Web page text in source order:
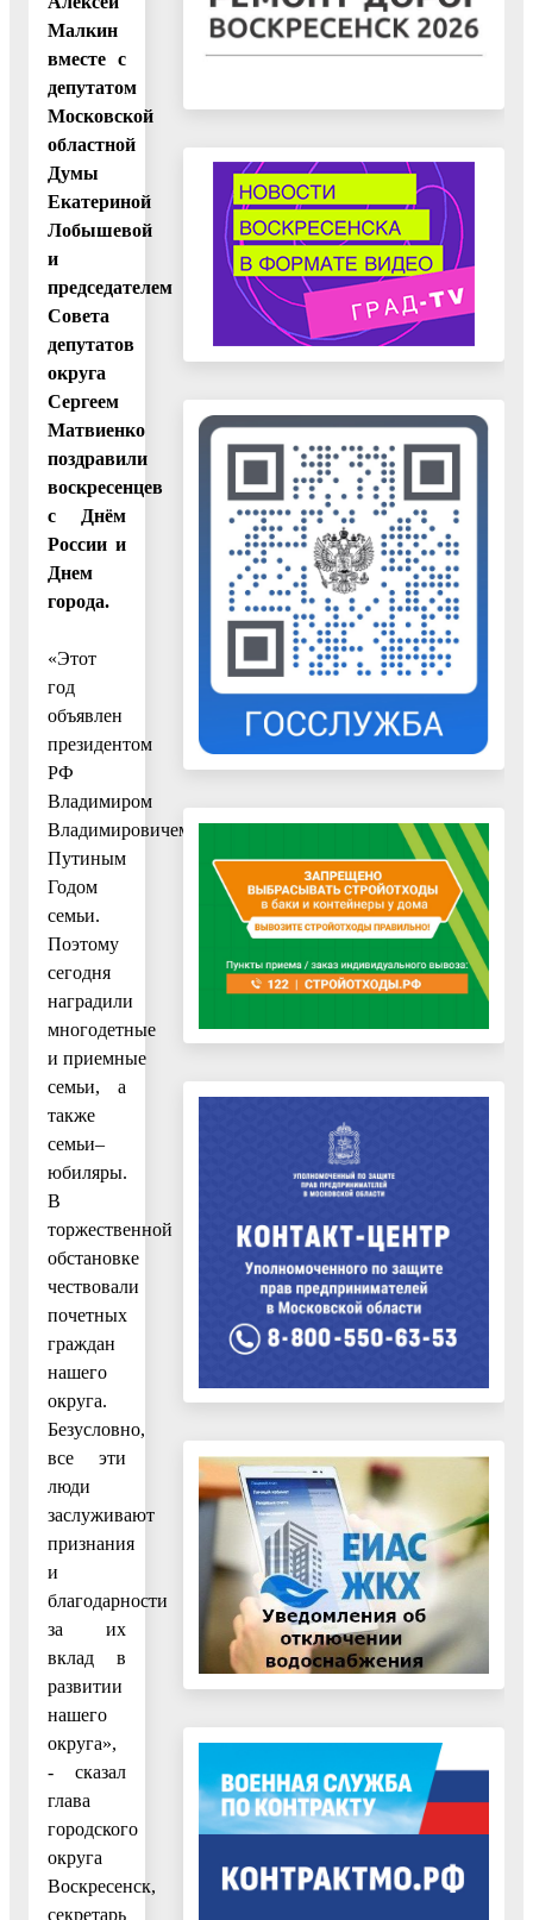
Малкин
вместе с
депутатом
Московской
областной
Думы
Екатериной
Лобышевой
и
председателем
Совета
депутатов
округа
Сергеем
Матвиенко
поздравили
воскресенцев
с Днём
России и
Днем
города.
«Этот
год
объявлен
президентом
РФ
Владимиром
Владимировичем
Путиным
Годом
семьи.
Поэтому
сегодня
наградили
многодетные
и приемные
семьи, а
также
семьи–
юбиляры.
В
торжественной
обстановке
чествовали
почетных
граждан
нашего
округа.
Безусловно,
все эти
люди
заслуживают
признания
и
благодарности
за их
вклад в
развитии
нашего
округа»,
- сказал
глава
городского
округа
Воскресенск,
секретарь